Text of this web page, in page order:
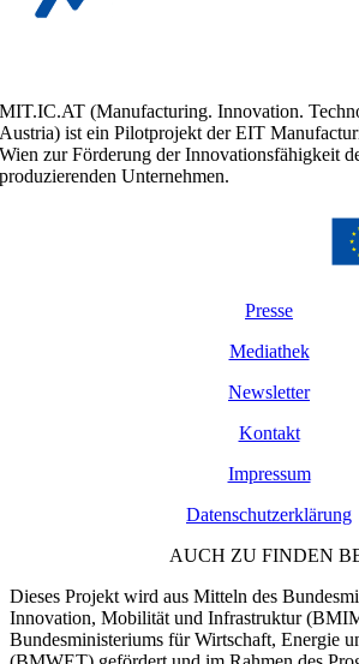
MIT.IC.AT (Manufacturing. Innovation.
Austria) ist ein Pilotprojekt der EIT
Wien zur Förderung der Innovationsfähigkeit
produzierenden Unternehmen.
Presse
Mediathek
Newsletter
Kontakt
Impressum
Datenschutzerklärung
AUCH ZU FINDEN
Dieses Projekt wird aus Mitteln des
Innovation, Mobilität und Infrastruktur
Bundesministeriums für Wirtschaft, Energie